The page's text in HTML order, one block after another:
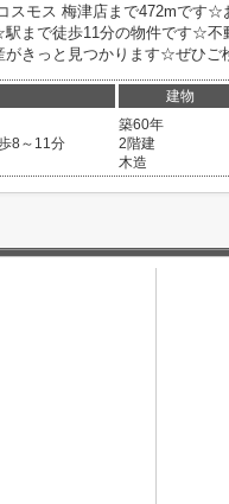
スモス 梅津店まで472mです☆
まで徒歩11分の物件です☆不
きっと見つかります☆ぜひご
建物
8～11分
築60年
2階建
木造